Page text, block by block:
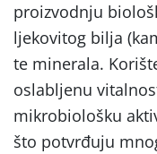
proizvodnju
ljekovitog bilja
te minerala.
oslabljenu
mikrobiološku
što potvrđuju